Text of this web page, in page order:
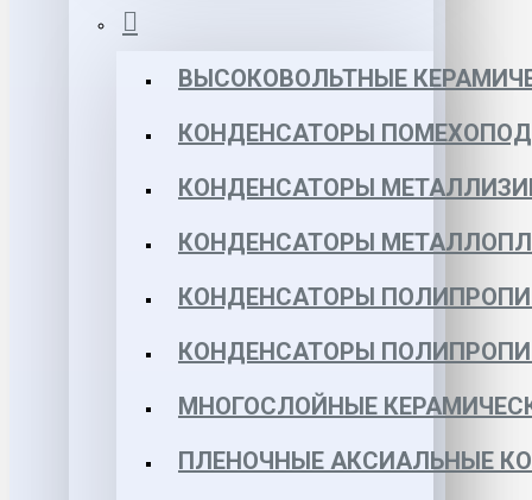
ВЫСОКОВОЛЬТНЫЕ
КОНДЕНСАТОРЫ
КОНДЕНСАТОРЫ
КОНДЕНСАТОРЫ
КОНДЕНСАТОРЫ
КОНДЕНСАТОРЫ
МНОГОСЛОЙНЫЕ
ПЛЕНОЧНЫЕ АКСИАЛЬНЫЕ